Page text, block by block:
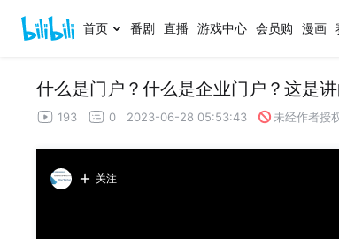
首页 番剧 直播 游戏中心 会员购 漫画
什么是门户？什么是企业门户？这是
193 0 2023-06-28 05:53:43 未经作者授
关注